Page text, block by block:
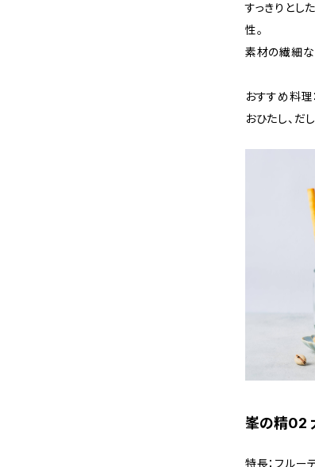
すっきりとし
性。
素材の繊細な
おすすめ料理
おひたし、だ
峯の精02
特長：フルー